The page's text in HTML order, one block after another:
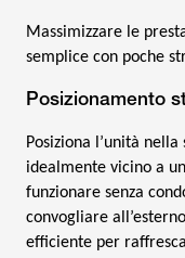
Massimizzare le
semplice con poche
Posizionamento
Posiziona l’unità
idealmente vicino a
funzionare senza
convogliare
efficiente per